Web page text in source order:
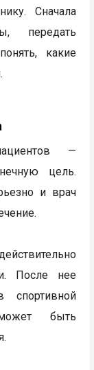
Сначала
передать
какие
—
цель.
и врач
После нее
спортивной
может быть